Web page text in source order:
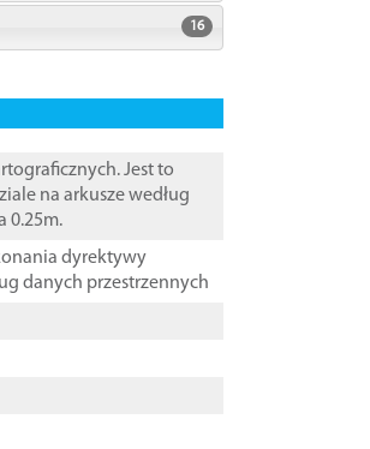
16
Jest to
na arkusze według
0.25m.
dyrektywy
danych przestrzennych